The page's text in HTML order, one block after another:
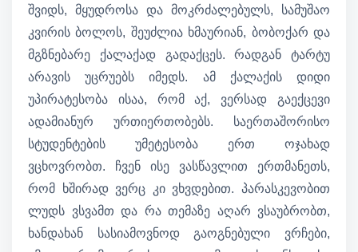
შვიდს, მყუდროსა და მოკრძალებულს, სამუშაო
კვირის ბოლოს, შეუძლია ხმაურიან, ბობოქარ და
მგზნებარე ქალაქად გადაქცეს. რადგან ტარტუ
არავის უცრუებს იმედს. ამ ქალაქის დიდი
უპირატესობა ისაა, რომ აქ, ვერსად გაექცევი
ადამიანურ ურთიერთობებს. საერთაშორისო
სტუდენტების უმეტესობა ერთ ოჯახად
ვცხოვრობთ. ჩვენ ისე ვასწავლით ერთმანეთს,
რომ ხშირად ვერც კი ვხვდებით. პარასკევობით
ლუდს ვსვამთ და რა თემაზე აღარ ვსაუბრობთ,
ხანდახან სასიამოვნოდ გაოგნებული ვრჩები,